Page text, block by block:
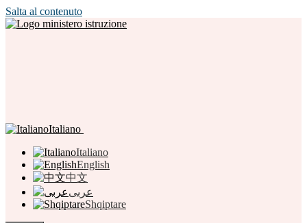
Salta al contenuto
Italiano
Italiano
English
中文
عربى
Shqiptare